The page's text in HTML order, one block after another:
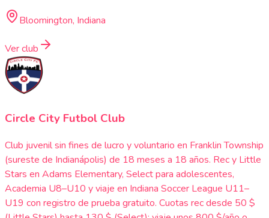
Bloomington, Indiana
Ver club
Circle City Futbol Club
Club juvenil sin fines de lucro y voluntario en Franklin Township
(sureste de Indianápolis) de 18 meses a 18 años. Rec y Little
Stars en Adams Elementary, Select para adolescentes,
Academia U8–U10 y viaje en Indiana Soccer League U11–
U19 con registro de prueba gratuito. Cuotas rec desde 50 $